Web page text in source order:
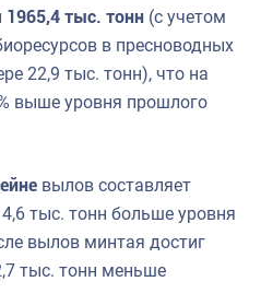
1965,4 тыс. тонн (с учетом
в пресноводных
22,9 тыс. тонн), что на
выше уровня прошлого
вылов составляет
тыс. тонн больше уровня
вылов минтая достиг
тыс. тонн меньше